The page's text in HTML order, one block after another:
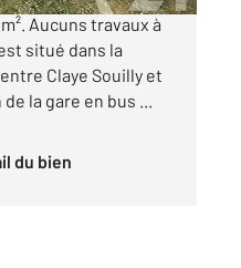
Aucuns travaux à
situé dans la
Claye Souilly et
la gare en bus ...
du bien